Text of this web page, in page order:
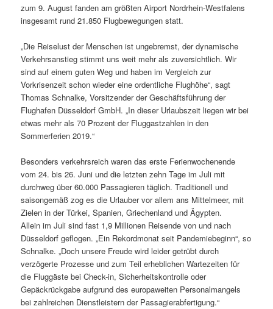
zum 9. August fanden am größten Airport Nordrhein-Westfalens
insgesamt rund 21.850 Flugbewegungen statt.
„Die Reiselust der Menschen ist ungebremst, der dynamische
Verkehrsanstieg stimmt uns weit mehr als zuversichtlich. Wir
sind auf einem guten Weg und haben im Vergleich zur
Vorkrisenzeit schon wieder eine ordentliche Flughöhe“, sagt
Thomas Schnalke, Vorsitzender der Geschäftsführung der
Flughafen Düsseldorf GmbH. „In dieser Urlaubszeit liegen wir bei
etwas mehr als 70 Prozent der Fluggastzahlen in den
Sommerferien 2019.“
Besonders verkehrsreich waren das erste Ferienwochenende
vom 24. bis 26. Juni und die letzten zehn Tage im Juli mit
durchweg über 60.000 Passagieren täglich. Traditionell und
saisongemäß zog es die Urlauber vor allem ans Mittelmeer, mit
Zielen in der Türkei, Spanien, Griechenland und Ägypten.
Allein im Juli sind fast 1,9 Millionen Reisende von und nach
Düsseldorf geflogen. „Ein Rekordmonat seit Pandemiebeginn“, so
Schnalke. „Doch unsere Freude wird leider getrübt durch
verzögerte Prozesse und zum Teil erheblichen Wartezeiten für
die Fluggäste bei Check-in, Sicherheitskontrolle oder
Gepäckrückgabe aufgrund des europaweiten Personalmangels
bei zahlreichen Dienstleistern der Passagierabfertigung.“